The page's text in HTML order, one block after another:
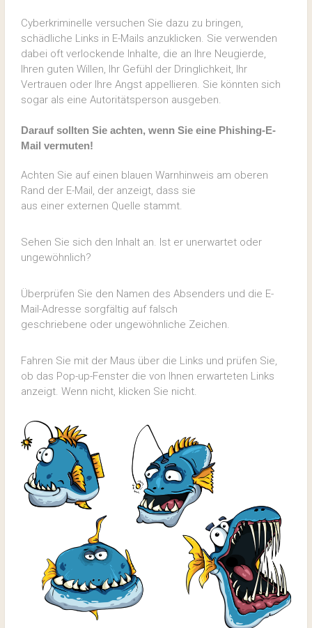
Cyberkriminelle versuchen Sie dazu zu bringen,
schädliche Links in E-Mails anzuklicken. Sie verwenden
dabei oft verlockende Inhalte, die an Ihre Neugierde,
Ihren guten Willen, Ihr Gefühl der Dringlichkeit, Ihr
Vertrauen oder Ihre Angst appellieren. Sie könnten sich
sogar als eine Autoritätsperson ausgeben.
Darauf sollten Sie achten, wenn Sie eine Phishing-E-
Mail vermuten!
Achten Sie auf einen blauen Warnhinweis am oberen
Rand der E-Mail, der anzeigt, dass sie
aus einer externen Quelle stammt.
Sehen Sie sich den Inhalt an. Ist er unerwartet oder
ungewöhnlich?
Überprüfen Sie den Namen des Absenders und die E-
Mail-Adresse sorgfältig auf falsch
geschriebene oder ungewöhnliche Zeichen.
Fahren Sie mit der Maus über die Links und prüfen Sie,
ob das Pop-up-Fenster die von Ihnen erwarteten Links
anzeigt. Wenn nicht, klicken Sie nicht.